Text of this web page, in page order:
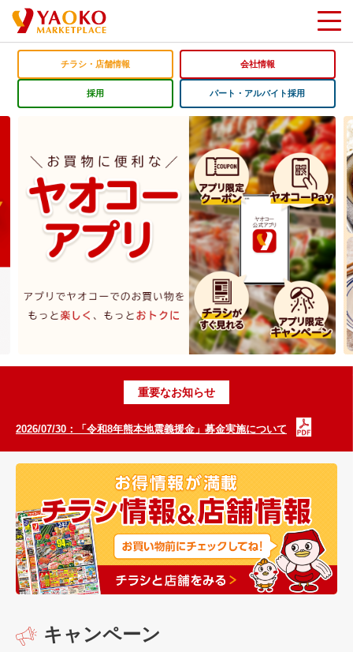
チラシ・店舗情報 会社情報
採用 パート・アルバイト採用
重要なお知らせ
2026/07/30：「令和8年熊本地震義援金」募金実施について
キャンペーン